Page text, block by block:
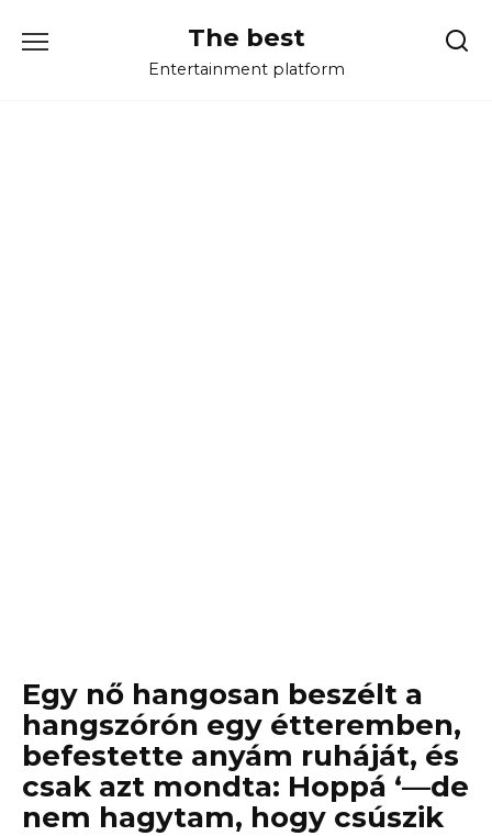
The best
Entertainment platform
Egy nő hangosan beszélt a
hangszórón egy étteremben,
befestette anyám ruháját, és
csak azt mondta: Hoppá ‘—de
nem hagytam, hogy csúszik